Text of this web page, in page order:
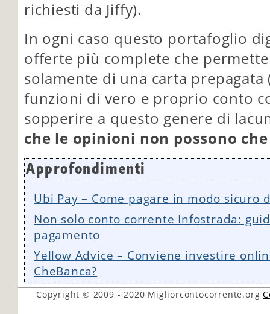
richiesti da Jiffy).
In ogni caso questo portafoglio
offerte più complete che
solamente di una carta
funzioni di vero e proprio conto
sopperire a questo genere di
che le opinioni non possono
Approfondimenti
Ubi Pay – Come pagare in modo sicuro
Non solo conto corrente Infostrada:
pagamento
Yellow Advice – Conviene investire
CheBanca?
Copyright © 2009 - 2020 Migliorcontocorrente.org